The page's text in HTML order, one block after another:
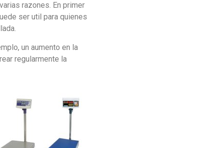
razones. En primer
ser util para quienes
un aumento en la
regularmente la